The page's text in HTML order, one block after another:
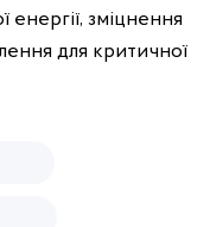
енергії, зміцнення
для критичної